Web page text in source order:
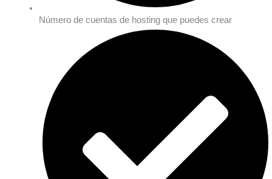
Número de cuentas de hosting que puedes crear